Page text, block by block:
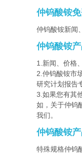
仲钨酸铵
仲钨酸铵新闻
仲钨酸铵
1.新闻、价格
2.仲钨酸铵市
研究计划报告
3.如果您有其
如，关于仲钨
我们。
仲钨酸铵
特殊规格仲钨